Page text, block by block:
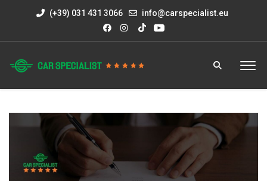
(+39) 031 431 3066 info@carspecialist.eu